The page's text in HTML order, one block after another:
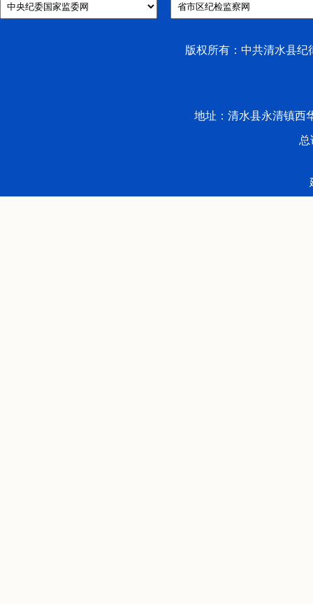
版权所有：中共清水县纪
地址：清水县永清镇西
总